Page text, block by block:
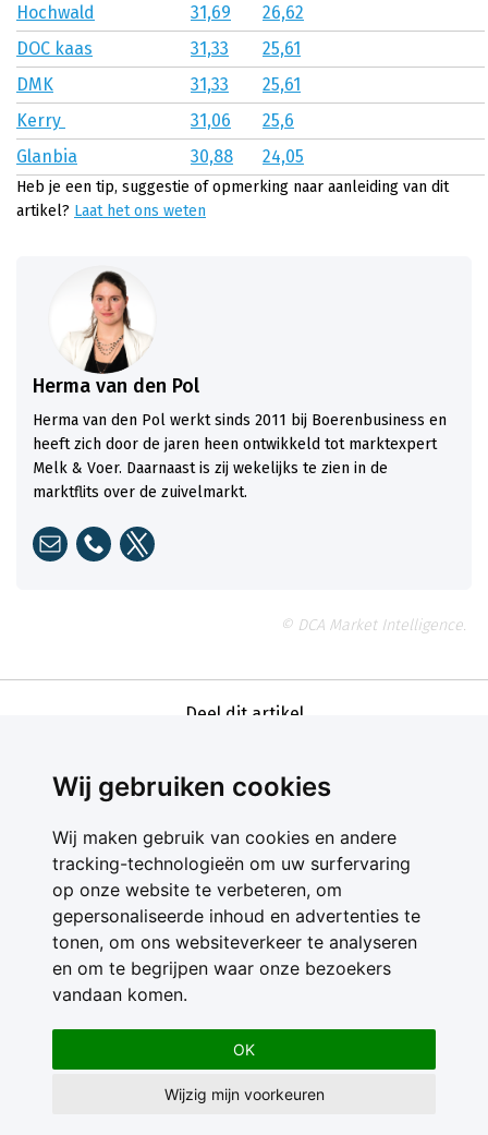
Wij gebruiken cookies
Wij maken gebruik van cookies en andere
tracking-technologieën om uw surfervaring
op onze website te verbeteren, om
gepersonaliseerde inhoud en advertenties te
tonen, om ons websiteverkeer te analyseren
en om te begrijpen waar onze bezoekers
vandaan komen.
OK
Wijzig mijn voorkeuren
Hochwald
31,69
26,62
DOC kaas
31,33
25,61
DMK
31,33
25,61
Kerry
31,06
25,6
Glanbia
30,88 24,05
Heb je een tip, suggestie of opmerking naar aanleiding van dit
artikel? Laat het ons weten
Herma van den Pol
Herma van den Pol werkt sinds 2011 bij Boerenbusiness en
heeft zich door de jaren heen ontwikkeld tot marktexpert
Melk & Voer. Daarnaast is zij wekelijks te zien in de
marktflits over de zuivelmarkt.
© DCA Market Intelligence.
Deel dit artikel
Contact
Feedback
Nieuwsbrief
Adverteren
Gebruikersvoorwaarden
Privacy Statement